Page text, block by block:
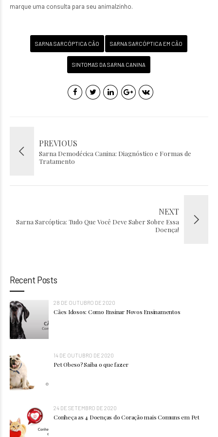
marque uma consulta para seu animalzinho.
SARNA SARCÓPTICA CÃO SARNA SARCÓPTICA EM CÃO
SINTOMAS DA SARNA CANINA
PREVIOUS
Sarna Demodécica Canina: Diagnóstico e Formas de
Tratamento
NEXT
Sarna Sarcóptica: Tudo Que Você Deve Saber Sobre Essa
Doença!
Recent Posts
28 DE OUTUBRO DE 2020
Cães Idosos: Como Ensinar Novos Ensinamentos
14 DE OUTUBRO DE 2020
Pet Obeso? Saiba o que fazer
24 DE SETEMBRO DE 2020
Conheça as 4 Doenças do Coração mais Comuns em Pet